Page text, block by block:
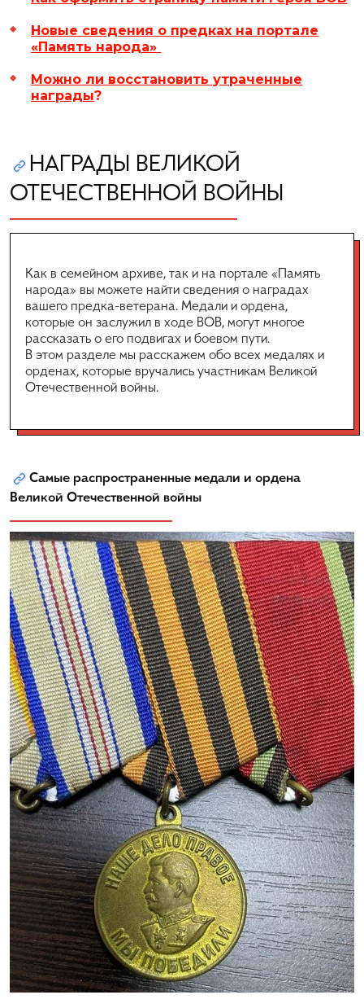
Новые сведения о предках на портале
«Память народа»
Можно ли восстановить утраченные
награды?
НАГРАДЫ ВЕЛИКОЙ
ОТЕЧЕСТВЕННОЙ ВОЙНЫ
Как в семейном архиве, так и на портале «Память
народа» вы можете найти сведения о наградах
вашего предка-ветерана. Медали и ордена,
которые он заслужил в ходе ВОВ, могут многое
рассказать о его подвигах и боевом пути.
В этом разделе мы расскажем обо всех медалях и
орденах, которые вручались участникам Великой
Отечественной войны.
Самые распространенные медали и ордена
Великой Отечественной войны